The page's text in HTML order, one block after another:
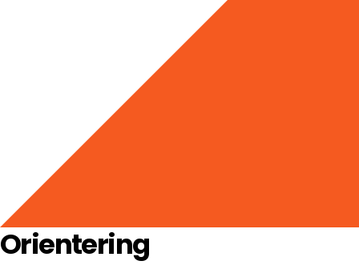
Orientering